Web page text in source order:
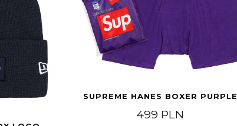
SUPREME HANES BOXER PURPLE
499 PLN